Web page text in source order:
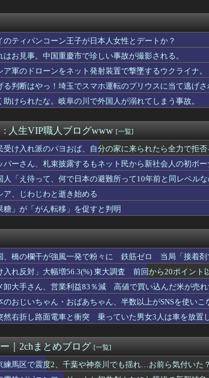
スズメバチの巣に突撃「ハチからしたら突然ドイツ戦車
ｗｗｗｗ
は68% AI利用調査
が不審な男と歩いてると聞いた俺。単身赴任先から興信
2、千葉や神奈川でも揺れ…お前ら気付いた？
つは』とかいうガチで可愛すぎるJKwww
者の人はこの、『ドラゴンボールの家』みたいな奴の中
さん、エチエチすぎるｗｗｗwｗｗｗｗｗｗｗｗ❤
ーの松山氏、JUMP公式にブロックされる・・・
長が資金難を警告→未払い額を見た世界3位負担の日本
ロアスの魂が震える！1st LIVE “FACE”無...
ギリ緊急事態宣言中。緊急事態宣言中に決行して遠方の
地炊き出しに参加していた
言を非難「広島市長は『偽りの呪文』を繰り返している
の塔の高速周回PT募集、侍の「ぜになげ」要求ばかり...
メちんの時期か
日本の復興は…中国の温情のおかげだ！」 ← 突っ込み...
のユニホームでブルペン入り １４０キロ台後半をマー
ならどっちが強いんや？
だけど嫁の求める家事レベルが高すぎる。スマホをいじ
のティパンコーン王子が日本人女性とデートか？
はお見事。中国重慶市で珍しい事故が撮影される。
ア軍のドローンをネット発射装置で撃墜するウクライナ。
る判断はやっ！埼玉でスマホ運転のプリウスに当て逃げさ
助けられたな。岐阜の川で外国人が溺れてしまう事故。
: 人生VIP職人ブログwww [一覧]
受け入れ派のパヨおば、自分の家に来られたら全力で拒
パーさん、札束披露するもネット民から新社会人の初ボ
人「え待って、何で日本の避難所って10年前と同レベルな
ア、じわじわと逝き始める
糖」が「がん転移」を促すと判明
、橋の欄干が強風一発で粉々に 鉄筋ゼロ 当局「接着剤
入れ反対」大幅増56.3(%) 東大調査 前回から20ポイント
卸大手さん、営業利益83％減 高値で買い込んだ米が売
のおじいちゃん・おばあちゃん、半数以上がSNSを使い
然右折し路面電車と衝突 乗っていた男女3人は車を放置
｜2chまとめブログ [一覧]
練馬区で震度2、千葉や神奈川でも揺れ…お前ら気付いた？